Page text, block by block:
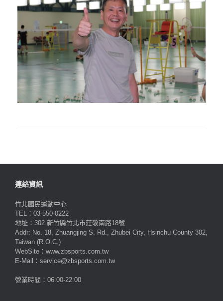
連絡資訊
竹北國民運動中心
TEL：03-550-0222
地址：302 新竹縣竹北市莊敬南路18號
Addr: No. 18, Zhuangjing S. Rd., Zhubei City, Hsinchu County 302,
Taiwan (R.O.C.)
WebSite：www.zbsports.com.tw
E-Mail：service@zbsports.com.tw
營業時間：06:00-22:00